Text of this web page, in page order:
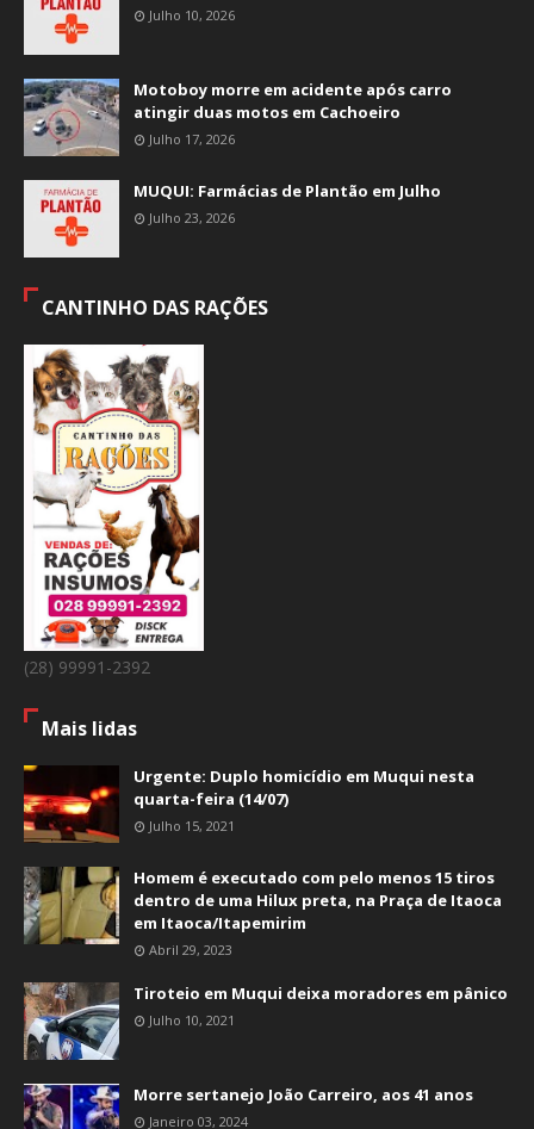
Julho 10, 2026
Motoboy morre em acidente após carro
atingir duas motos em Cachoeiro
Julho 17, 2026
MUQUI: Farmácias de Plantão em Julho
Julho 23, 2026
CANTINHO DAS RAÇÕES
(28) 99991-2392
Mais lidas
Urgente: Duplo homicídio em Muqui nesta
quarta-feira (14/07)
Julho 15, 2021
Homem é executado com pelo menos 15 tiros
dentro de uma Hilux preta, na Praça de Itaoca
em Itaoca/Itapemirim
Abril 29, 2023
Tiroteio em Muqui deixa moradores em pânico
Julho 10, 2021
Morre sertanejo João Carreiro, aos 41 anos
Janeiro 03, 2024